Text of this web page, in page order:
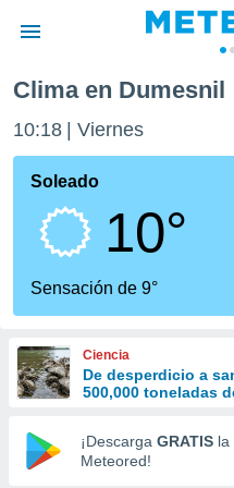
de
ha sido
calidad.
a este
las
y
forma
digital
basada
Clima en Dumesnil
10:18 Viernes
Soleado
10°
Sensación de 9°
Ciencia
De desperdicio a
500,000 toneladas
¡Descarga GRATIS la
Meteored!